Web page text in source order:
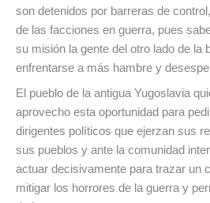
son detenidos por barreras de
de las facciones en guerra, pues
su misión la gente del otro lado de la
enfrentarse a más hambre y
El pueblo de la antigua Yugoslavia
aprovecho esta oportunidad para
dirigentes políticos que ejerzan sus
sus pueblos y ante la comunidad
actuar decisivamente para trazar un
mitigar los horrores de la guerra y